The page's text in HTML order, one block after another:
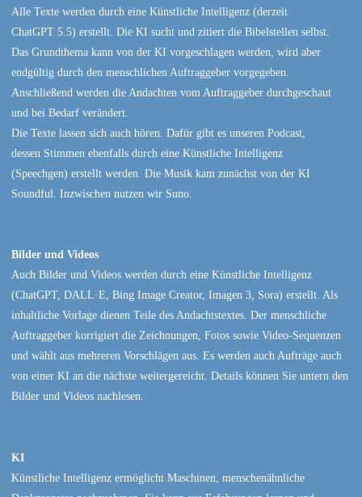
Alle Texte werden durch eine Künstliche Intelligenz (derzeit
ChatGPT 5.5) erstellt. Die KI sucht und zitiert die Bibelstellen selbst.
Das Grundthema kann von der KI vorgeschlagen werden, wird aber
endgültig durch den menschlichen Auftraggeber vorgegeben.
Anschließend werden die Andachten vom Auftraggeber durchgeschaut
und bei Bedarf verändert.
Die Texte lassen sich auch hören. Dafür gibt es unseren Podcast,
dessen Stimmen ebenfalls durch eine Künstliche Intelligenz
(Speechgen) erstellt werden. Die Musik kam zunächst von der KI
Soundful. Inzwischen nutzen wir Suno.
Bilder und Videos
Auch Bilder und Videos werden durch eine Künstliche Intelligenz
(ChatGPT, DALL·E, Bing Image Creator, Imagen 3, Sora) erstellt. Als
inhaltliche Vorlage dienen Teile des Andachtstextes. Der menschliche
Auftraggeber korrigiert die Zeichnungen, Fotos sowie Video-Sequenzen
und wählt aus mehreren Vorschlägen aus. Es werden auch Aufträge auch
von einer KI an die nächste weitergereicht. Details können Sie untern den
Bilder und Videos nachlesen.
KI
Künstliche Intelligenz ermöglicht Maschinen, menschenähnliche